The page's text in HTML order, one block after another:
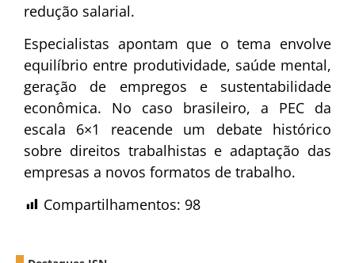
redução salarial.
Especialistas apontam que o tema envolve
equilíbrio entre produtividade, saúde mental,
geração de empregos e sustentabilidade
econômica. No caso brasileiro, a PEC da
escala 6×1 reacende um debate histórico
sobre direitos trabalhistas e adaptação das
empresas a novos formatos de trabalho.
Compartilhamentos: 98